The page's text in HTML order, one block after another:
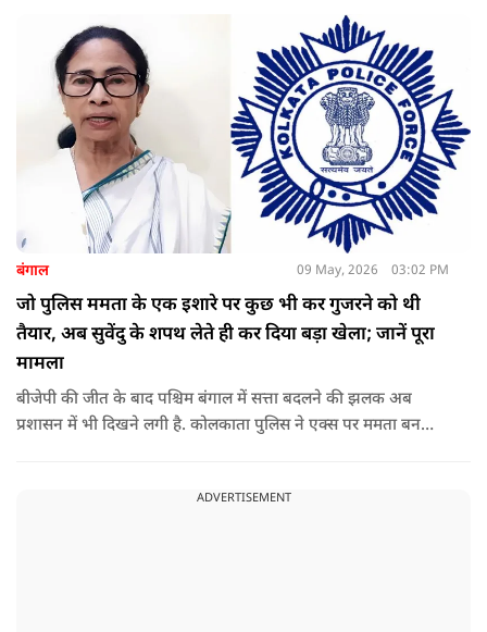
बंगाल 09 May, 2026 03:02 PM
जो पुलिस ममता के एक इशारे पर कुछ भी कर गुजरने को थी
तैयार, अब सुवेंदु के शपथ लेते ही कर दिया बड़ा खेला; जानें पूरा
मामला
बीजेपी की जीत के बाद पश्चिम बंगाल में सत्ता बदलने की झलक अब
प्रशासन में भी दिखने लगी है. कोलकाता पुलिस ने एक्स पर ममता बनर्जी
ADVERTISEMENT